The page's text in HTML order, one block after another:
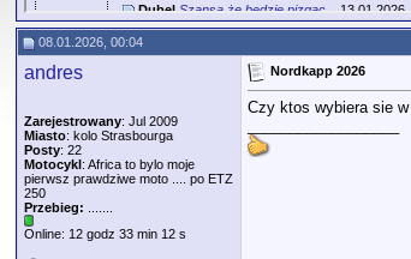
Dubel Szansa że będzie pizgac... 13.01.2026,
crimson Ja byłem na przełomie...13.01.2026,15:07
08.01.2026, 00:04
andres
Zarejestrowany: Jul 2009
Miasto: kolo Strasbourga
Posty: 22
Motocykl: Africa to bylo moje
pierwsz prawdziwe moto .... po ETZ
250
Przebieg:
Online: 12 godz 33 min 12 s
Nordkapp 2026
Czy ktos wybiera sie